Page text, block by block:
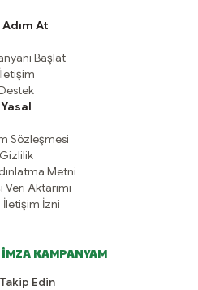
At
Başlat
İletişim
Yasal
Sözleşmesi
Gizlilik
Metni
Veri Aktarımı
İletişim İzni
KAMPANYAM
Edin